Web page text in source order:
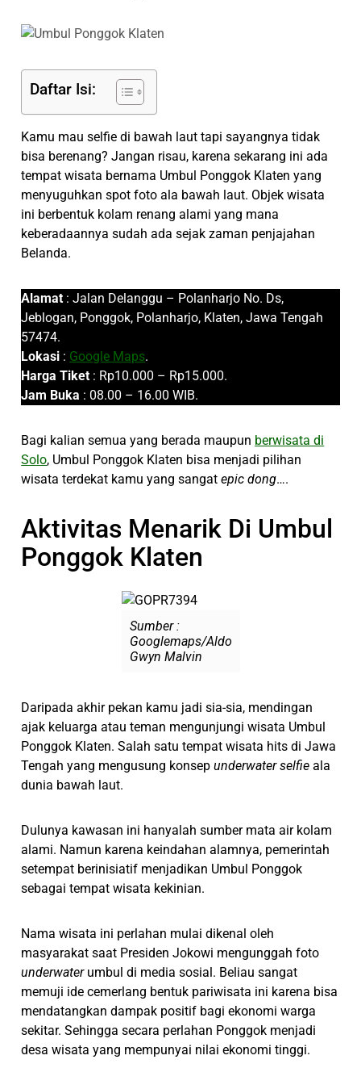
Daftar Isi:
Kamu mau selfie di bawah laut tapi sayangnya tidak
bisa berenang? Jangan risau, karena sekarang ini ada
tempat wisata bernama Umbul Ponggok Klaten yang
menyuguhkan spot foto ala bawah laut. Objek wisata
ini berbentuk kolam renang alami yang mana
keberadaannya sudah ada sejak zaman penjajahan
Belanda.
Alamat : Jalan Delanggu – Polanharjo No. Ds,
Jeblogan, Ponggok, Polanharjo, Klaten, Jawa Tengah
57474.
Lokasi : Google Maps.
Harga Tiket : Rp10.000 – Rp15.000.
Jam Buka : 08.00 – 16.00 WIB.
Bagi kalian semua yang berada maupun berwisata di
Solo, Umbul Ponggok Klaten bisa menjadi pilihan
wisata terdekat kamu yang sangatepic dong….
Aktivitas Menarik Di Umbul
Ponggok Klaten
Sumber :
Googlemaps/Aldo
Gwyn Malvin
Daripada akhir pekan kamu jadi sia-sia, mendingan
ajak keluarga atau teman mengunjungi wisata Umbul
Ponggok Klaten. Salah satu tempat wisata hits di Jawa
Tengah yang mengusung konsepunderwater selfie ala
dunia bawah laut.
Dulunya kawasan ini hanyalah sumber mata air kolam
alami. Namun karena keindahan alamnya, pemerintah
setempat berinisiatif menjadikan Umbul Ponggok
sebagai tempat wisata kekinian.
Nama wisata ini perlahan mulai dikenal oleh
masyarakat saat Presiden Jokowi mengunggah foto
underwaterumbul di media sosial. Beliau sangat
memuji ide cemerlang bentuk pariwisata ini karena bisa
mendatangkan dampak positif bagi ekonomi warga
sekitar. Sehingga secara perlahan Ponggok menjadi
desa wisata yang mempunyai nilai ekonomi tinggi.